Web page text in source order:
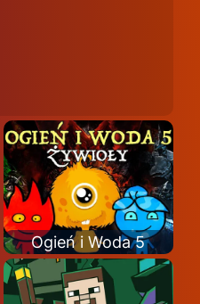
Ogień i Woda 5